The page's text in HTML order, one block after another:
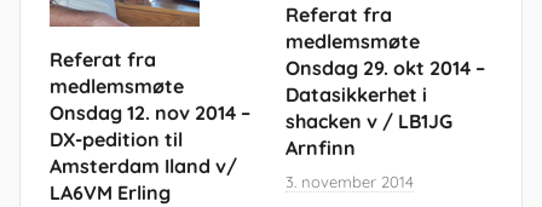
Referat fra
medlemsmøte
Onsdag 12. nov 2014 –
DX-pedition til
Amsterdam Iland v/
LA6VM Erling
Referat fra
medlemsmøte
Onsdag 29. okt 2014 –
Datasikkerhet i
shacken v / LB1JG
Arnfinn
3. november 2014